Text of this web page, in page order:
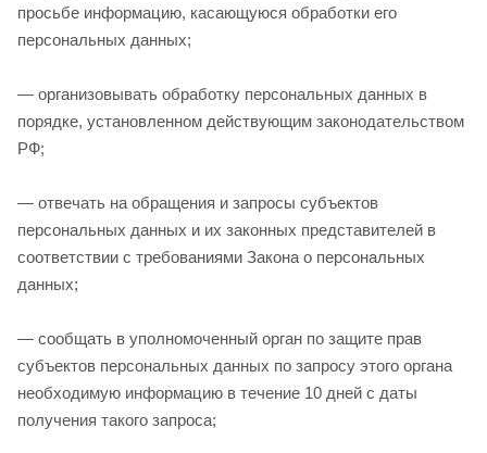
просьбе информацию, касающуюся обработки его
персональных данных;
— организовывать обработку персональных данных в
порядке, установленном действующим законодательством
РФ;
— отвечать на обращения и запросы субъектов
персональных данных и их законных представителей в
соответствии с требованиями Закона о персональных
данных;
— сообщать в уполномоченный орган по защите прав
субъектов персональных данных по запросу этого органа
необходимую информацию в течение 10 дней с даты
получения такого запроса;